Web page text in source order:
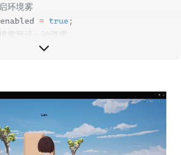
环境雾
= true;
雾预设：沙漠雾
setPreset(
发器时，环境雾开启，并设置为沙漠雾
add
环境雾